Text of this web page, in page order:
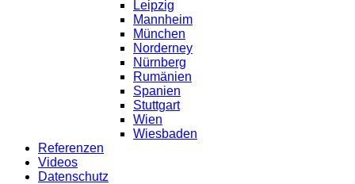
Leipzig
Mannheim
München
Norderney
Nürnberg
Rumänien
Spanien
Stuttgart
Wien
Wiesbaden
Referenzen
Videos
Datenschutz